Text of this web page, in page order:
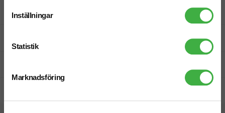
Inställningar
Statistik
Marknadsföring
Designskiss inom 1 h